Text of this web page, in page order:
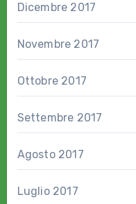
Dicembre 2017
Novembre 2017
Ottobre 2017
Settembre 2017
Agosto 2017
Luglio 2017